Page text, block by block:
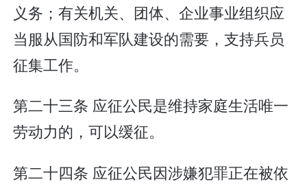
义务；有关机关、团体、企业事业组织应
当服从国防和军队建设的需要，支持兵员
征集工作。
第二十三条 应征公民是维持家庭生活唯一
劳动力的，可以缓征。
第二十四条 应征公民因涉嫌犯罪正在被依